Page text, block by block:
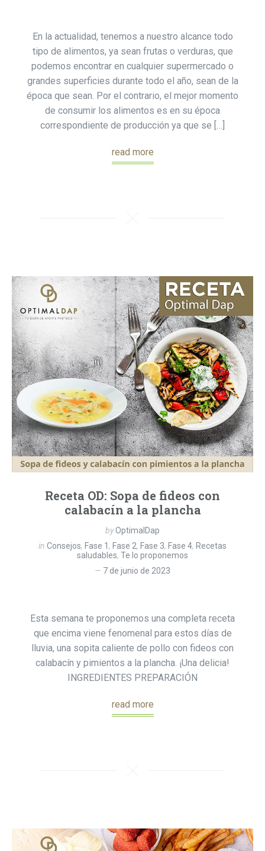
En la actualidad, tenemos a nuestro alcance todo
tipo de alimentos, ya sean frutas o verduras, que
podemos encontrar en cualquier supermercado o
grandes superficies durante todo el año, sean de la
época que sean. Por el contrario, el mejor momento
de consumir los alimentos es en su época
correspondiente de producción ya que se […]
read more
Receta OD: Sopa de fideos con
calabacín a la plancha
byOptimalDap
in Consejos, Fase 1 , Fase 2, Fase 3, Fase 4, Recetas
saludables, Te lo proponemos
7 de junio de 2023
Esta semana te proponemos una completa receta
que encima viene fenomenal para estos días de
lluvia, una sopita caliente de pollo con fideos con
calabacín y pimientos a la plancha. ¡Una delicia!
INGREDIENTES PREPARACIÓN
read more